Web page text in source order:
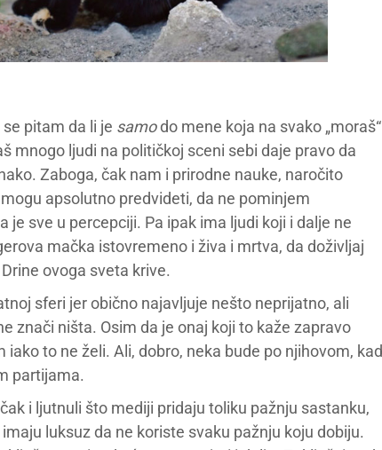
pitam da li je samodo mene koja na svako „moraš“
mnogo ljudi na političkoj sceni sebi daje pravo da
Zaboga, čak nam i prirodne nauke, naročito
apsolutno predvideti, da ne pominjem
sve u percepciji. Pa ipak ima ljudi koji i dalje ne
mačka istovremeno i živa i mrtva, da doživljaj
ovoga sveta krive.
sferi jer obično najavljuje nešto neprijatno, ali
znači ništa. Osim da je onaj koji to kaže zapravo
to ne želi. Ali, dobro, neka bude po njihovom, kad
partijama.
i ljutnuli što mediji pridaju toliku pažnju sastanku,
luksuz da ne koriste svaku pažnju koju dobiju.